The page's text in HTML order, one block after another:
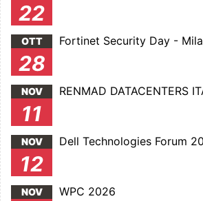
22
OTT
28
Fortinet Security Day -
NOV
11
RENMAD DATACENTERS
NOV
12
Dell Technologies Forum
NOV WPC 2026